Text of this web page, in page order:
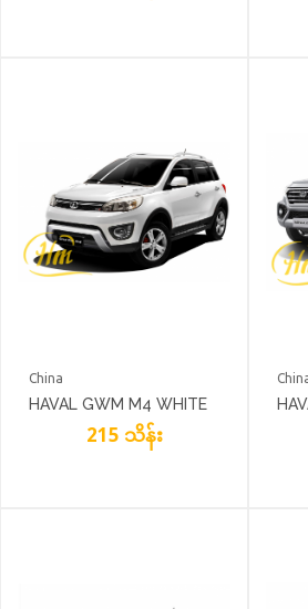
China
HAVAL GWM M4 WHITE
215 သိန်း